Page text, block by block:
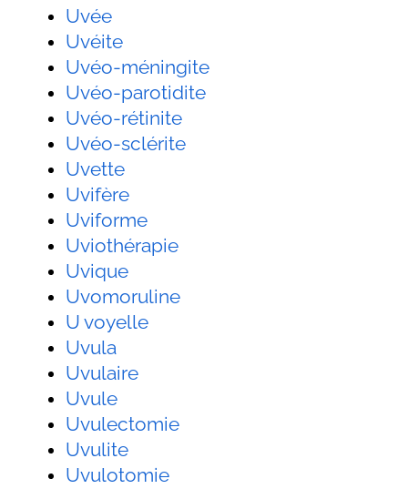
Uvée
Uvéite
Uvéo-méningite
Uvéo-parotidite
Uvéo-rétinite
Uvéo-sclérite
Uvette
Uvifère
Uviforme
Uviothérapie
Uvique
Uvomoruline
U voyelle
Uvula
Uvulaire
Uvule
Uvulectomie
Uvulite
Uvulotomie